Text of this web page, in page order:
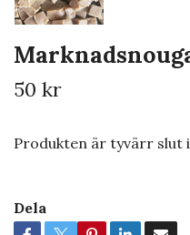
50 kr
Produkten är tyvärr slut
Dela